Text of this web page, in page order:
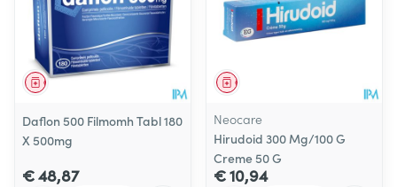
Geneesmiddel
Daflon 500 Filmomh Tabl 180
X 500mg
€ 48,87
Geneesmiddel
Neocare
Hirudoid 300 Mg/100 G
Creme 50 G
€ 10,94